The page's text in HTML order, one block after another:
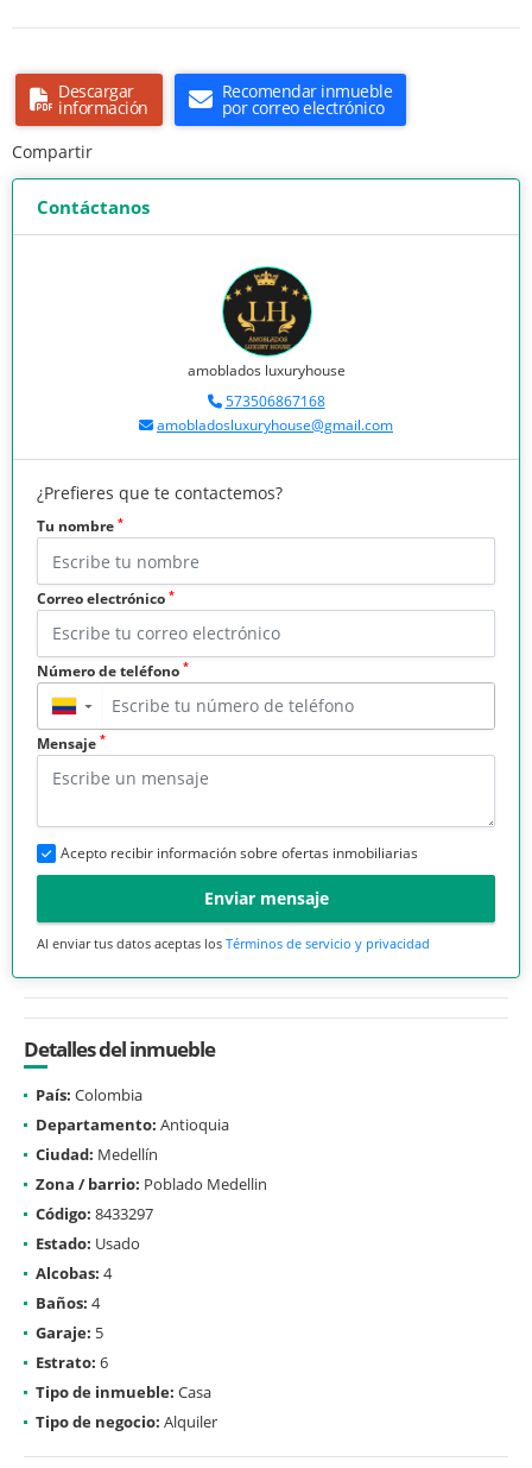
Descargar
información
Recomendar inmueble
por correo electrónico
Compartir
Contáctanos
amoblados luxuryhouse
573506867168
amobladosluxuryhouse@gmail.com
¿Prefieres que te contactemos?
Tu nombre *
Correo electrónico *
Número de teléfono *
▼
Mensaje *
Acepto recibir información sobre ofertas inmobiliarias
Enviar mensaje
Al enviar tus datos aceptas los Términos de servicio y privacidad
Detalles del inmueble
País: Colombia
Departamento: Antioquia
Ciudad: Medellín
Zona / barrio: Poblado Medellin
Código: 8433297
Estado: Usado
Alcobas: 4
Baños: 4
Garaje: 5
Estrato: 6
Tipo de inmueble: Casa
Tipo de negocio: Alquiler